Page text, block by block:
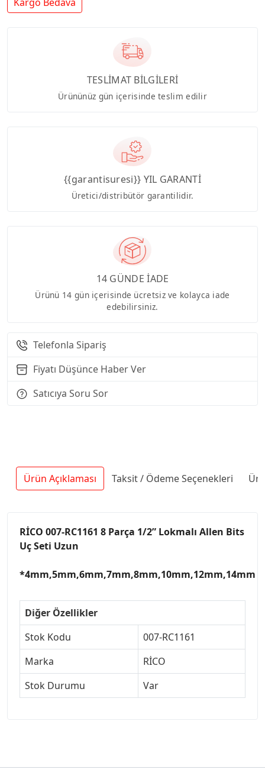
TESLİMAT BİLGİLERİ
Ürününüz gün içerisinde teslim edilir
{{garantisuresi}} YIL GARANTİ
Üretici/distribütör garantilidir.
14 GÜNDE İADE
Ürünü 14 gün içerisinde ücretsiz ve kolayca iade
edebilirsiniz.
Telefonla Sipariş
Fiyatı Düşünce Haber Ver
Satıcıya Soru Sor
Ürün Açıklaması Taksit / Ödeme Seçenekleri
RİCO 007-RC1161 8 Parça 1/2” Lokmalı Allen Bits
Uç Seti Uzun
*4mm,5mm,6mm,7mm,8mm,10mm,12mm,14mm
Diğer Özellikler
Stok Kodu
007-RC1161
Marka
RİCO
Stok Durumu
Var